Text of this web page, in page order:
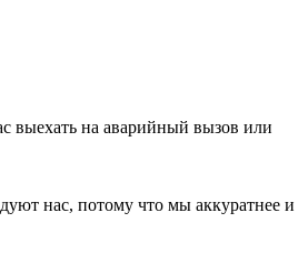
выехать на аварийный вызов или
нас, потому что мы аккуратнее и